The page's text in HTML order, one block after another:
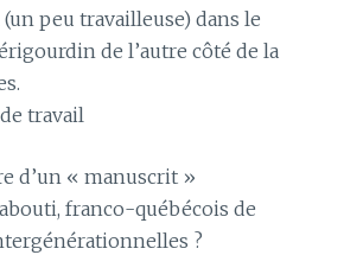
peu travailleuse) dans le
de l’autre côté de la
travail
d’un « manuscrit »
franco-québécois de
?